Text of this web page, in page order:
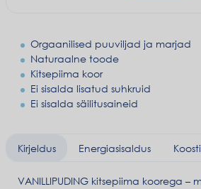
Orgaanilised puuviljad ja marjad
Naturaalne toode
Kitsepiima koor
Ei sisalda lisatud suhkruid
Ei sisalda säilitusaineid
Kirjeldus Energiasisaldus
VANILLIPUDING kitsepiima koorega –